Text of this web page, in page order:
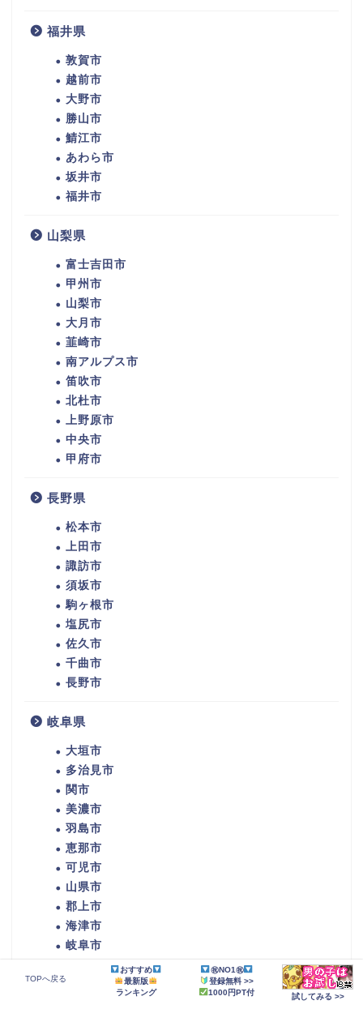
福井県
敦賀市
越前市
大野市
勝山市
鯖江市
あわら市
坂井市
福井市
山梨県
富士吉田市
甲州市
山梨市
大月市
韮崎市
南アルプス市
笛吹市
北杜市
上野原市
中央市
甲府市
長野県
松本市
上田市
諏訪市
須坂市
駒ヶ根市
塩尻市
佐久市
千曲市
長野市
岐阜県
大垣市
多治見市
関市
美濃市
羽島市
恵那市
可児市
山県市
郡上市
海津市
岐阜市
静岡県
TOPへ戻る
おすすめ
最新版
ランキング
㊗NO1㊗
登録無料 >>
1000円PT付
試してみる >>